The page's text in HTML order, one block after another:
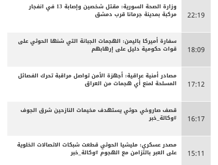
22:19
وزارة الصحة السورية: مقتل شخصين وإصابة 13 في انفجار
مركبة بمدينة جرمانا قرب دمشق
18:09
سفارة أميركا باليمن: الهجمات الجبانة التي شنها الحوثي على
قوات حكومية دليل على إرهابهم
17:12
مصادر أمنية عراقية: أجهزة الأمن تواصل مراقبة تحرك الفصائل
المسلحة لمنع أي هجمات من العراق
16:17
قصف صاروخي حوثي يستهدف مخيمات النازحين شرق الجوف
#وكالة_خبر
15:11
مصدر عسكري: مليشيا الحوثي قطعت شبكات الاتصالات الخلوية
على العبر بالتزامن مع الهجوم #وكالة_خبر